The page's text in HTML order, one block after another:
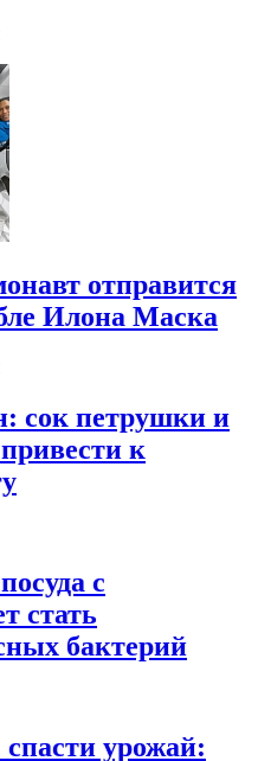
отправится
Илона Маска
сок петрушки и
к
с
стать
бактерий
урожай: